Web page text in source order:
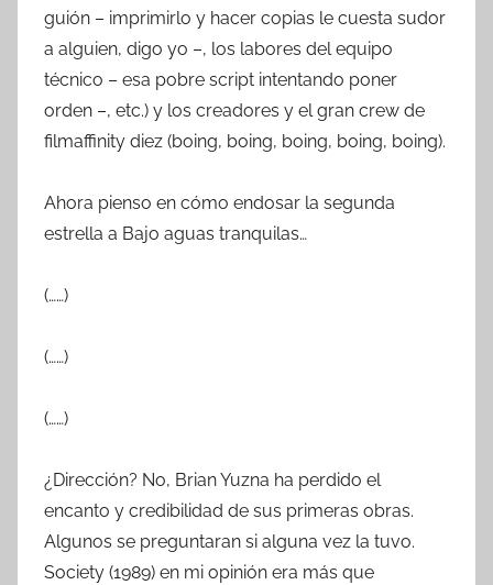
guión – imprimirlo y hacer copias le cuesta sudor
a alguien, digo yo –, los labores del equipo
técnico – esa pobre script intentando poner
orden –, etc.) y los creadores y el gran crew de
filmaffinity diez (boing, boing, boing, boing, boing).
Ahora pienso en cómo endosar la segunda
estrella a Bajo aguas tranquilas…
(……)
(……)
(……)
¿Dirección? No, Brian Yuzna ha perdido el
encanto y credibilidad de sus primeras obras.
Algunos se preguntaran si alguna vez la tuvo.
Society (1989) en mi opinión era más que